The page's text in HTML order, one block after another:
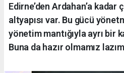
Edirne’den Ardahan’a
altyapısı var. Bu gücü
yönetim mantığıyla ayrı bir
Buna da hazır olmamız